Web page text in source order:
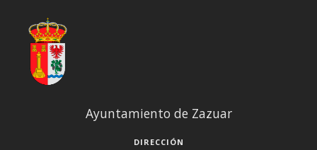
Ayuntamiento de Zazuar
DIRECCIÓN